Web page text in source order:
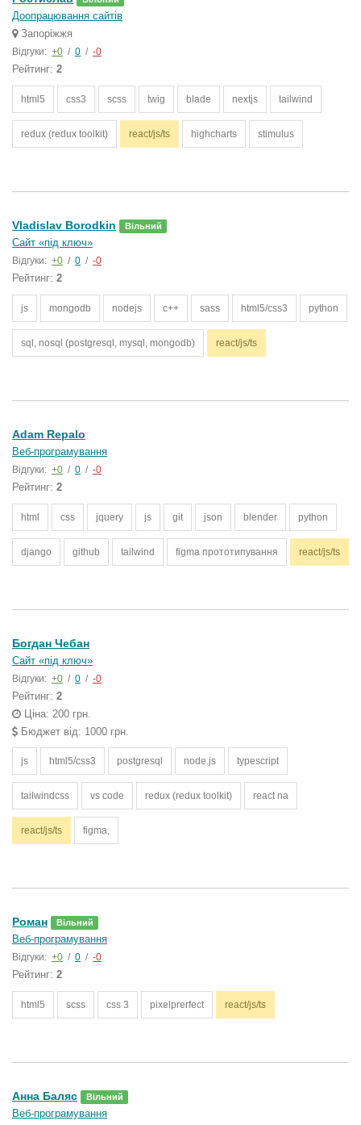
Доопрацювання сайтів
Запоріжжя
Відгуки: +0 / 0 / -0
Рейтинг: 2
html5 css3 scss twig blade nextjs tailwind
redux (redux toolkit) react/js/ts highcharts stimulus
Vladislav Borodkin Вільний
Сайт «під ключ»
Відгуки: +0 / 0 / -0
Рейтинг: 2
js mongodb nodejs c++ sass html5/css3 python
sql, nosql (postgresql, mysql, mongodb) react/js/ts
Adam Repalo
Веб-програмування
Відгуки: +0 / 0 / -0
Рейтинг: 2
html css jquery js git json blender python
django github tailwind figma прототипування react/js/ts
Богдан Чебан
Сайт «під ключ»
Відгуки: +0 / 0 / -0
Рейтинг: 2
Ціна: 200 грн.
Бюджет від: 1000 грн.
js html5/css3 postgresql node.js typescript
tailwindcss vs code redux (redux toolkit) react na
react/js/ts figma,
Роман Вільний
Веб-програмування
Відгуки: +0 / 0 / -0
Рейтинг: 2
html5 scss css 3 pixelprerfect react/js/ts
Анна Баляс Вільний
Веб-програмування